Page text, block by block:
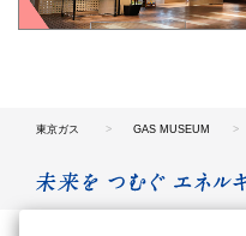
東京ガス GAS MUSEUM